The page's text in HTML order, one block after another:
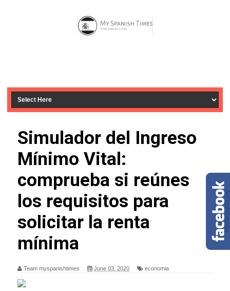
Simulador del Ingreso
Mínimo Vital:
comprueba si reúnes
los requisitos para
solicitar la renta
mínima
Team myspanishtimes June 03, 2020 economia